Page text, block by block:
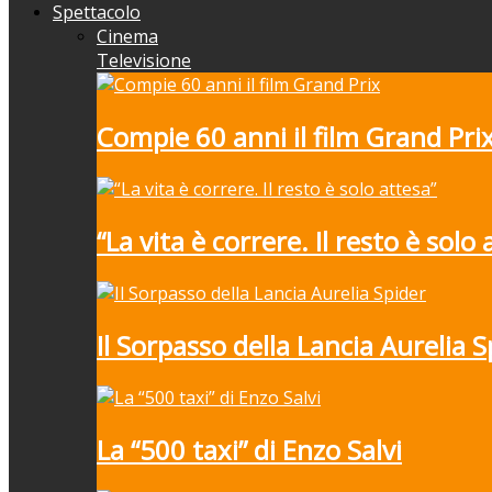
Spettacolo
Cinema
Televisione
Compie 60 anni il film Grand
“La vita è correre. Il resto è solo
Il Sorpasso della Lancia Aurelia
La “500 taxi” di Enzo Salvi